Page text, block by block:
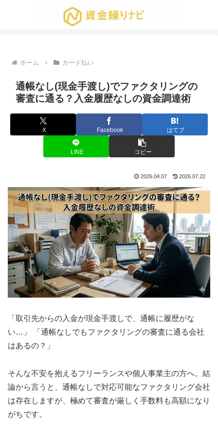
ホーム カード払い
通帳なし(現金手渡し)でファクタリングの
審査に通る？入金履歴なしの資金調達術
X Facebook はてブ
LINE コピー
2026.04.07 2026.07.22
「取引先からの入金が現金手渡しで、通帳に履歴がな
い…」 「通帳なしでもファクタリングの審査に通る会社
はあるの？」
そんな不安を抱えるフリーランスや個人事業主の方へ。結
論から言うと、通帳なしで対応可能なファクタリング会社
は存在しますが、極めて審査が厳しく手数料も高額になり
がちです。